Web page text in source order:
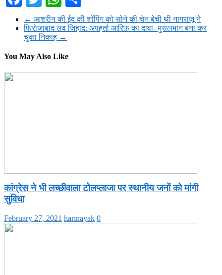
← आशरीन की ईद की शॉपिंग को सोने की चेन बेची थी नागराजू ने
फिरोजाबाद लव जिहाद: अपहर्ता आरिफ़ का दावा- मुसलमान बना कर
चुका निकाह →
You May Also Like
कांग्रेस ने भी लच्छीवाला टोलप्लाजा पर स्थानीय जनों को मांगी
सुविधा
February 27, 2021 harinayak 0